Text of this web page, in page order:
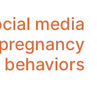
media
behaviors